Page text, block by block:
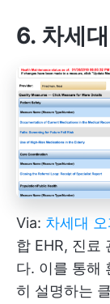
6. 차세
Via: 차세대
합 EHR, 진료
다. 이를 통해
히 설명하는